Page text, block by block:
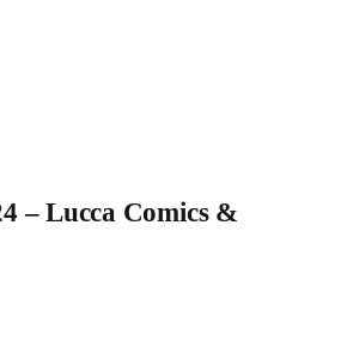
– Lucca Comics &